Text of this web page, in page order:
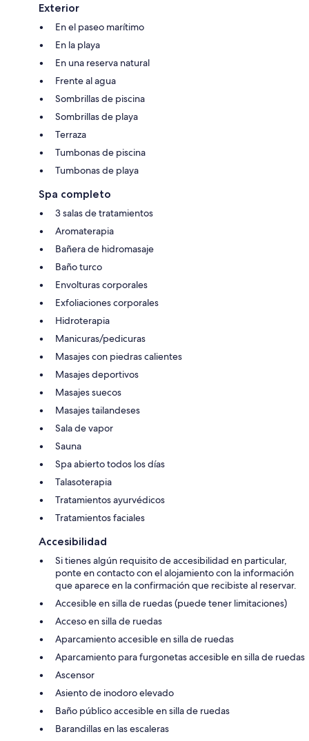
Exterior
En el paseo marítimo
En la playa
En una reserva natural
Frente al agua
Sombrillas de piscina
Sombrillas de playa
Terraza
Tumbonas de piscina
Tumbonas de playa
Spa completo
3 salas de tratamientos
Aromaterapia
Bañera de hidromasaje
Baño turco
Envolturas corporales
Exfoliaciones corporales
Hidroterapia
Manicuras/pedicuras
Masajes con piedras calientes
Masajes deportivos
Masajes suecos
Masajes tailandeses
Sala de vapor
Sauna
Spa abierto todos los días
Talasoterapia
Tratamientos ayurvédicos
Tratamientos faciales
Accesibilidad
Si tienes algún requisito de accesibilidad en particular,
ponte en contacto con el alojamiento con la información
que aparece en la confirmación que recibiste al reservar.
Accesible en silla de ruedas (puede tener limitaciones)
Acceso en silla de ruedas
Aparcamiento accesible en silla de ruedas
Aparcamiento para furgonetas accesible en silla de ruedas
Ascensor
Asiento de inodoro elevado
Baño público accesible en silla de ruedas
Barandillas en las escaleras